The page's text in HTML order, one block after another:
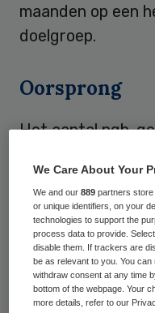
maanden op een
doelgroep.
Oorsprong
Het aantal pgb-
115 duizend
dan een
2003, toen het
ingevoerd. Dit
euro aan pgb’s
Volgens
We Care About Your
We and our889 partners
or unique identifiers, on your
technologies to support the
process data to provide.
disable them. If trackers are
be as relevant to you. You
withdraw consent at any time
bottom of the webpage. Your
more details, refer to our